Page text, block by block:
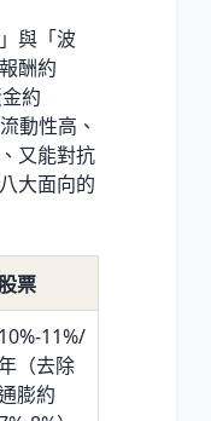
與「波
酬約
約
動性高、
又能對抗
大面向的
股票
10%-11%/
（去除
膨約